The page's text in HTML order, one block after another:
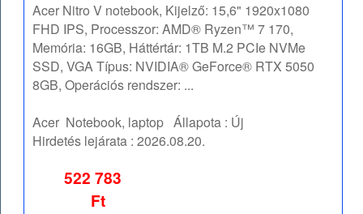
Acer Nitro V notebook, Kijelző: 15,6" 1920x1080
FHD IPS, Processzor: AMD® Ryzen™ 7 170,
Memória: 16GB, Háttértár: 1TB M.2 PCIe NVMe
SSD, VGA Típus: NVIDIA® GeForce® RTX 5050
8GB, Operációs rendszer: ...
Acer Notebook, laptop Állapota : Új
Hirdetés lejárata :2026.08.20.
522 783
Ft